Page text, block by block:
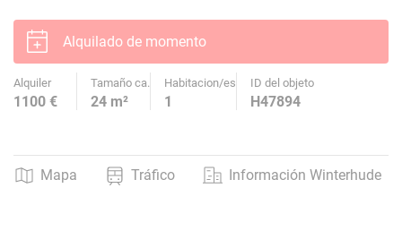
Alquilado de momento
Alquiler Tamaño ca. Habitacion/es ID del objeto
1100 € 24 m² 1 H47894
Mapa Tráfico Información Winterhude